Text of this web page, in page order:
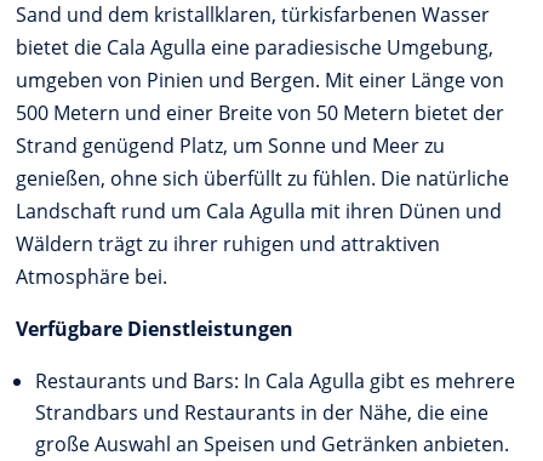
Sand und dem kristallklaren, türkisfarbenen Wasser
bietet die Cala Agulla eine paradiesische Umgebung,
umgeben von Pinien und Bergen. Mit einer Länge von
500 Metern und einer Breite von 50 Metern bietet der
Strand genügend Platz, um Sonne und Meer zu
genießen, ohne sich überfüllt zu fühlen. Die natürliche
Landschaft rund um Cala Agulla mit ihren Dünen und
Wäldern trägt zu ihrer ruhigen und attraktiven
Atmosphäre bei.
Verfügbare Dienstleistungen
Restaurants und Bars: In Cala Agulla gibt es mehrere
Strandbars und Restaurants in der Nähe, die eine
große Auswahl an Speisen und Getränken anbieten.